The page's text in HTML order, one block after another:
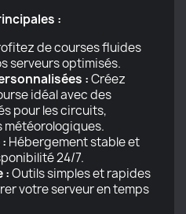
:
de courses fluides
serveurs optimisés.
:Créez
idéal avec des
pour les circuits,
Hébergement stable et
24/7.
:Outils simples et rapides
votre serveur en temps